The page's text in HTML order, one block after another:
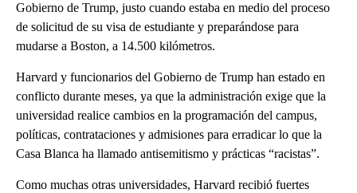
Gobierno de Trump, justo cuando estaba en medio del proceso
de solicitud de su visa de estudiante y preparándose para
mudarse a Boston, a 14.500 kilómetros.
Harvard y funcionarios del Gobierno de Trump han estado en
conflicto durante meses, ya que la administración exige que la
universidad realice cambios en la programación del campus,
políticas, contrataciones y admisiones para erradicar lo que la
Casa Blanca ha llamado antisemitismo y prácticas “racistas”.
Como muchas otras universidades, Harvard recibió fuertes